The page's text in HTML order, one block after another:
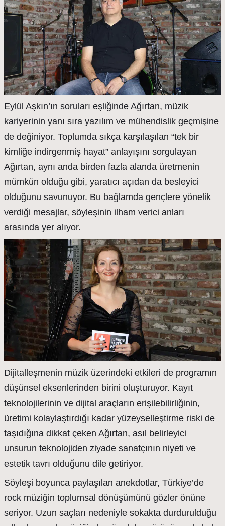
Eylül Aşkın’ın soruları eşliğinde Ağırtan, müzik
kariyerinin yanı sıra yazılım ve mühendislik geçmişine
de değiniyor. Toplumda sıkça karşılaşılan “tek bir
kimliğe indirgenmiş hayat” anlayışını sorgulayan
Ağırtan, aynı anda birden fazla alanda üretmenin
mümkün olduğu gibi, yaratıcı açıdan da besleyici
olduğunu savunuyor. Bu bağlamda gençlere yönelik
verdiği mesajlar, söyleşinin ilham verici anları
arasında yer alıyor.
Dijitalleşmenin müzik üzerindeki etkileri de programın
düşünsel eksenlerinden birini oluşturuyor. Kayıt
teknolojilerinin ve dijital araçların erişilebilirliğinin,
üretimi kolaylaştırdığı kadar yüzeyselleştirme riski de
taşıdığına dikkat çeken Ağırtan, asıl belirleyici
unsurun teknolojiden ziyade sanatçının niyeti ve
estetik tavrı olduğunu dile getiriyor.
Söyleşi boyunca paylaşılan anekdotlar, Türkiye’de
rock müziğin toplumsal dönüşümünü gözler önüne
seriyor. Uzun saçları nedeniyle sokakta durdurulduğu